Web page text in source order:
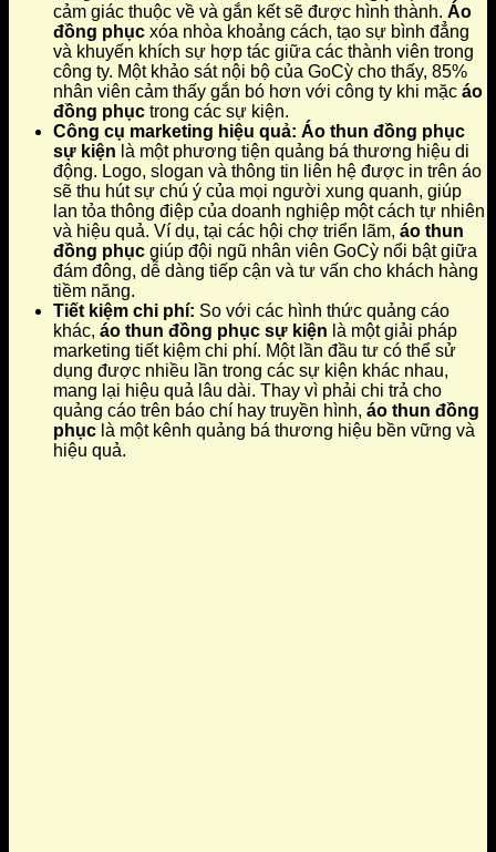
cảm giác thuộc về và gắn kết sẽ được hình thành. Áo
đồng phục xóa nhòa khoảng cách, tạo sự bình đẳng
và khuyến khích sự hợp tác giữa các thành viên trong
công ty. Một khảo sát nội bộ của GoCỳ cho thấy, 85%
nhân viên cảm thấy gắn bó hơn với công ty khi mặc áo
đồng phục trong các sự kiện.
Công cụ marketing hiệu quả: Áo thun đồng phục
sự kiện là một phương tiện quảng bá thương hiệu di
động. Logo, slogan và thông tin liên hệ được in trên áo
sẽ thu hút sự chú ý của mọi người xung quanh, giúp
lan tỏa thông điệp của doanh nghiệp một cách tự nhiên
và hiệu quả. Ví dụ, tại các hội chợ triển lãm, áo thun
đồng phục giúp đội ngũ nhân viên GoCỳ nổi bật giữa
đám đông, dễ dàng tiếp cận và tư vấn cho khách hàng
tiềm năng.
Tiết kiệm chi phí: So với các hình thức quảng cáo
khác, áo thun đồng phục sự kiện là một giải pháp
marketing tiết kiệm chi phí. Một lần đầu tư có thể sử
dụng được nhiều lần trong các sự kiện khác nhau,
mang lại hiệu quả lâu dài. Thay vì phải chi trả cho
quảng cáo trên báo chí hay truyền hình, áo thun đồng
phục là một kênh quảng bá thương hiệu bền vững và
hiệu quả.